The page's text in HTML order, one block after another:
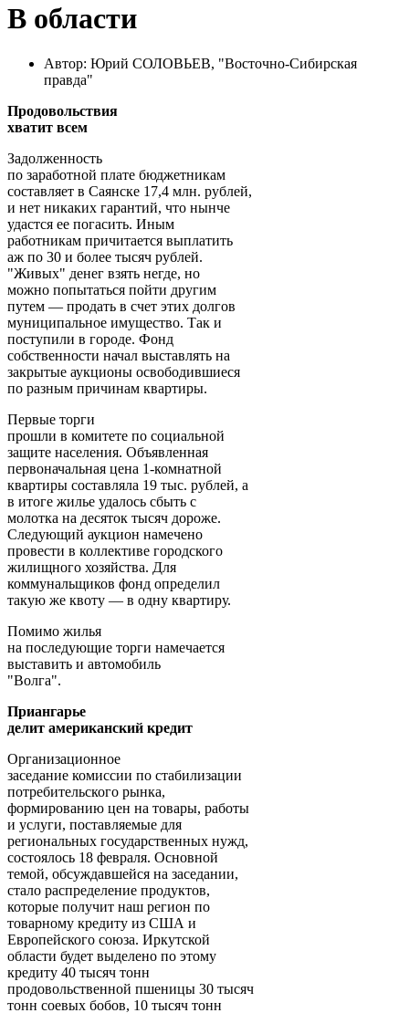
В области
Автор: Юрий СОЛОВЬЕВ, "Восточно-Сибирская
правда"
Продовольствия
хватит всем
Задолженность
по заработной плате бюджетникам
составляет в Саянске 17,4 млн. рублей,
и нет никаких гарантий, что нынче
удастся ее погасить. Иным
работникам причитается выплатить
аж по 30 и более тысяч рублей.
"Живых" денег взять негде, но
можно попытаться пойти другим
путем — продать в счет этих долгов
муниципальное имущество. Так и
поступили в городе. Фонд
собственности начал выставлять на
закрытые аукционы освободившиеся
по разным причинам квартиры.
Первые торги
прошли в комитете по социальной
защите населения. Объявленная
первоначальная цена 1-комнатной
квартиры составляла 19 тыс. рублей, а
в итоге жилье удалось сбыть с
молотка на десяток тысяч дороже.
Следующий аукцион намечено
провести в коллективе городского
жилищного хозяйства. Для
коммунальщиков фонд определил
такую же квоту — в одну квартиру.
Помимо жилья
на последующие торги намечается
выставить и автомобиль
"Волга".
Приангарье
делит американский кредит
Организационное
заседание комиссии по стабилизации
потребительского рынка,
формированию цен на товары, работы
и услуги, поставляемые для
региональных государственных нужд,
состоялось 18 февраля. Основной
темой, обсуждавшейся на заседании,
стало распределение продуктов,
которые получит наш регион по
товарному кредиту из США и
Европейского союза. Иркутской
области будет выделено по этому
кредиту 40 тысяч тонн
продовольственной пшеницы 30 тысяч
тонн соевых бобов, 10 тысяч тонн